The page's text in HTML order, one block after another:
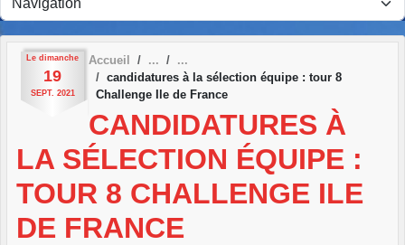
Le dimanche
19
SEPT. 2021
Accueil
candidatures à la sélection équipe : tour 8
Challenge Ile de France
CANDIDATURES À
LA SÉLECTION ÉQUIPE :
TOUR 8 CHALLENGE ILE
DE FRANCE